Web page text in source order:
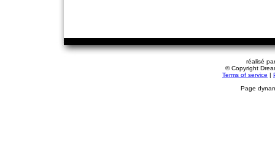
réalisé
© Copyright
Terms of service |
Page